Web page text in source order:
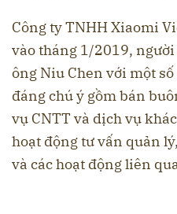
Công ty TNHH Xiaomi
vào tháng 1/2019,
ông Niu Chen với một
đáng chú ý gồm bán
vụ CNTT và dịch vụ
hoạt động tư vấn quản
và các hoạt động liên